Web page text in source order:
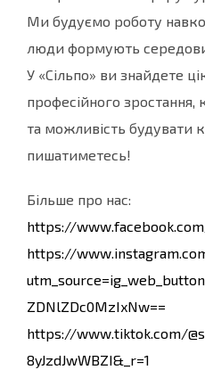
Ми будуємо роботу
люди формують
У «Сільпо» ви знайдете
професійного
та можливість будувати
пишатиметесь!
Більше про наc:
https://
https://
utm_source=ig_web_
ZDNlZDc0MzIxNw==
https://www.tiktok.com/
8yJzdJwWBZI&_r=1